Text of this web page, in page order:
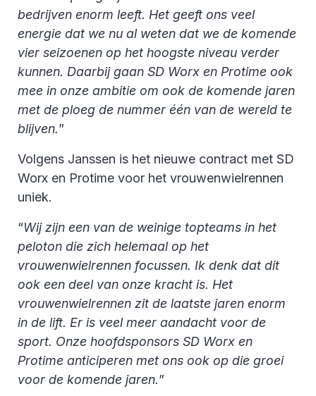
bedrijven enorm leeft. Het geeft ons veel
energie dat we nu al weten dat we de komende
vier seizoenen op het hoogste niveau verder
kunnen. Daarbij gaan SD Worx en Protime ook
mee in onze ambitie om ook de komende jaren
met de ploeg de nummer één van de wereld te
blijven.”
Volgens Janssen is het nieuwe contract met SD
Worx en Protime voor het vrouwenwielrennen
uniek.
“Wij zijn een van de weinige topteams in het
peloton die zich helemaal op het
vrouwenwielrennen focussen. Ik denk dat dit
ook een deel van onze kracht is. Het
vrouwenwielrennen zit de laatste jaren enorm
in de lift. Er is veel meer aandacht voor de
sport. Onze hoofdsponsors SD Worx en
Protime anticiperen met ons ook op die groei
voor de komende jaren.”